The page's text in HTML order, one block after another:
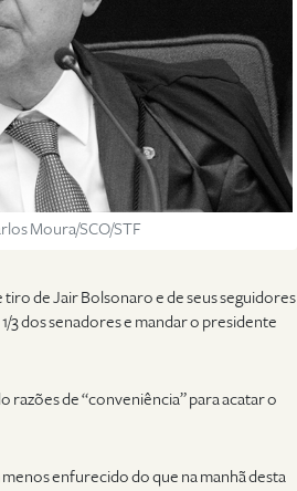
Moura/SCO/STF
de Jair Bolsonaro e de seus seguidores
3 dos senadores e mandar o presidente
razões de “conveniência” para acatar o
enfurecido do que na manhã desta